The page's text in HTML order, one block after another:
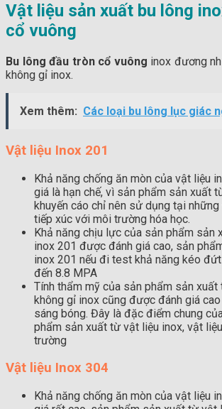
Vật liệu sản xuất bu lông
cổ vuông
Bu lông đầu tròn cổ vuông inox đương
không gỉ inox.
Xem thêm: Các loại bu lông lục giác
Vật liệu Inox 201
Khả năng chống ăn mòn của vật liệu
giá là hạn chế, vì sản phẩm sản xuất
khuyến cáo chỉ nên sử dụng tại những
tiếp xúc với môi trường hóa học.
Khả năng chịu lực của sản phẩm sản
inox 201 được đánh giá cao, sản
inox 201 nếu đi test khả năng kéo
đến 8.8 MPA
Tính thẩm mỹ của sản phẩm sản
không gỉ inox cũng được đánh giá
sáng bóng. Đây là đặc điểm chung
phẩm sản xuất từ vật liệu inox, vật
trường
Vật liệu Inox 304
Khả năng chống ăn mòn của vật liệu